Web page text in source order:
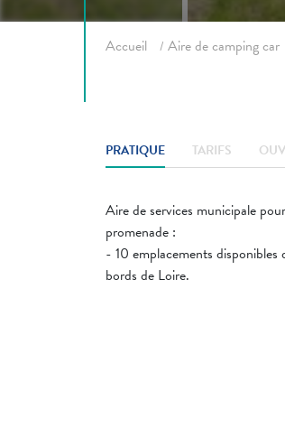
Accueil Aire de camping car
PRATIQUE TARIFS
Aire de services municipale
promenade :
- 10 emplacements disponibles
bords de Loire.